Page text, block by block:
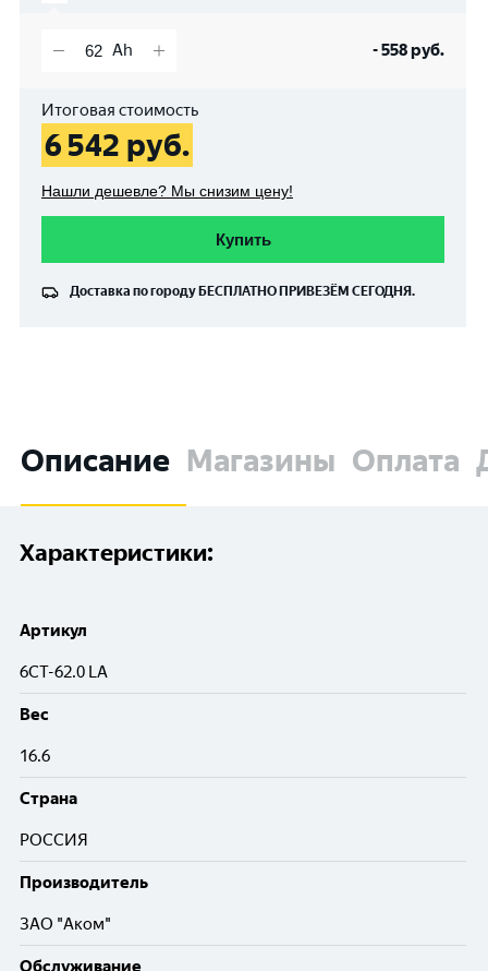
-558руб.
Итоговая стоимость
6 542 руб.
Нашли дешевле? Мы снизим цену!
Купить
Доставка по городу БЕСПЛАТНО ПРИВЕЗЁМ СЕГОДНЯ.
Описание Магазины Оплата
Характеристики:
Артикул
6СТ-62.0 LA
Вес
16.6
Cтрана
РОССИЯ
Производитель
ЗАО "Аком"
Обслуживание